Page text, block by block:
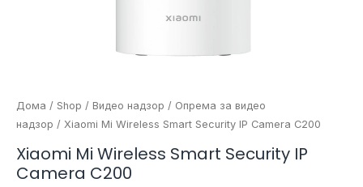
Дома / Shop / Видео надзор / Опрема за видео
надзор / Xiaomi Mi Wireless Smart Security IP Camera C200
Xiaomi Mi Wireless Smart Security IP
Camera C200